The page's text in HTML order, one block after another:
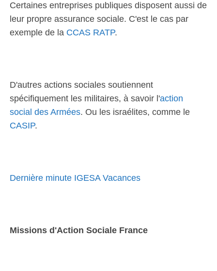
Certaines entreprises publiques disposent aussi de
leur propre assurance sociale. C'est le cas par
exemple de la CCAS RATP.
D'autres actions sociales soutiennent
spécifiquement les militaires, à savoir l'action
social des Armées. Ou les israélites, comme le
CASIP.
Dernière minute IGESA Vacances
Missions d'Action Sociale France